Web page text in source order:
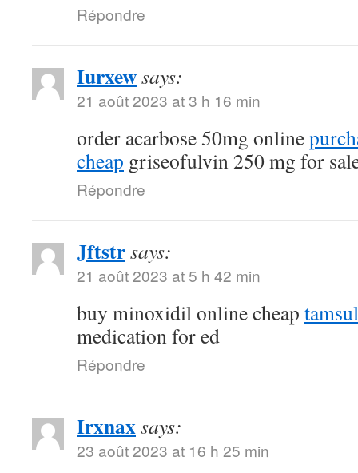
Répondre
Iurxewsays:
21 août 2023 at 3 h 16 min
order acarbose 50mg online
cheap griseofulvin 250 mg for
Répondre
Jftstrsays:
21 août 2023 at 5 h 42 min
buy minoxidil online cheap
medication for ed
Répondre
Irxnaxsays:
23 août 2023 at 16 h 25 min